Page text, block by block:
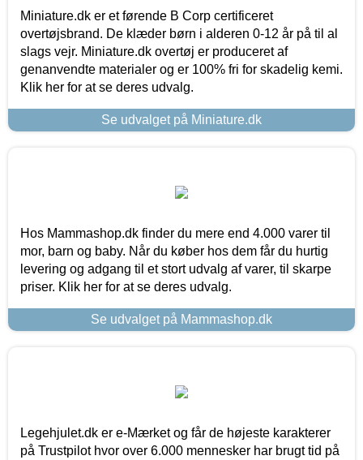
Miniature.dk er et førende B Corp certificeret
overtøjsbrand. De klæder børn i alderen 0-12 år på til al
slags vejr. Miniature.dk overtøj er produceret af
genanvendte materialer og er 100% fri for skadelig kemi.
Klik her for at se deres udvalg.
Se udvalget på Miniature.dk
Hos Mammashop.dk finder du mere end 4.000 varer til
mor, barn og baby. Når du køber hos dem får du hurtig
levering og adgang til et stort udvalg af varer, til skarpe
priser. Klik her for at se deres udvalg.
Se udvalget på Mammashop.dk
Legehjulet.dk er e-Mærket og får de højeste karakterer
på Trustpilot hvor over 6.000 mennesker har brugt tid på